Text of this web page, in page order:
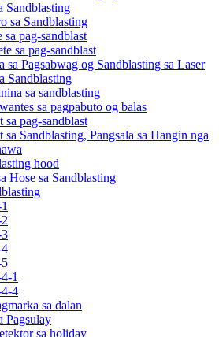
Sandblasting
sa Sandblasting
sa pag-sandblast
sa pag-sandblast
sa Pagsabwag og Sandblasting sa Laser
Sandblasting
sa sandblasting
sa pagpabuto og balas
sa pag-sandblast
sa Sandblasting, Pangsala sa Hangin nga
hood
Hose sa Sandblasting
1
4
sa dalan
Pagsulay
sa holiday